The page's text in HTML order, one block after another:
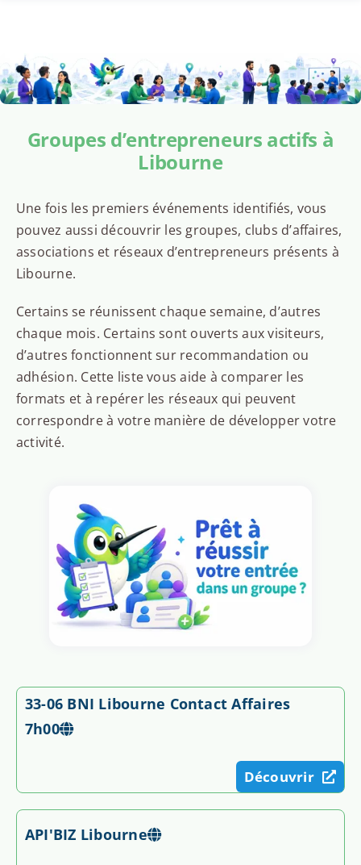
Groupes d’entrepreneurs actifs à
Libourne
Une fois les premiers événements identifiés, vous
pouvez aussi découvrir les groupes, clubs d’affaires,
associations et réseaux d’entrepreneurs présents à
Libourne.
Certains se réunissent chaque semaine, d’autres
chaque mois. Certains sont ouverts aux visiteurs,
d’autres fonctionnent sur recommandation ou
adhésion. Cette liste vous aide à comparer les
formats et à repérer les réseaux qui peuvent
correspondre à votre manière de développer votre
activité.
33-06 BNI Libourne Contact Affaires
7h00
Découvrir
API'BIZ Libourne